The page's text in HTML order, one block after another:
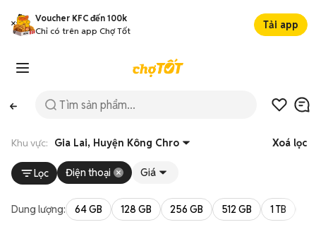
Voucher KFC đến 100k
Chỉ có trên app Chợ Tốt
Tải app
Khu vực: Gia Lai, Huyện Kông Chro Xoá lọc
Lọc Điện thoại Giá
Dung lượng: 64 GB 128 GB 256 GB 512 GB 1 TB